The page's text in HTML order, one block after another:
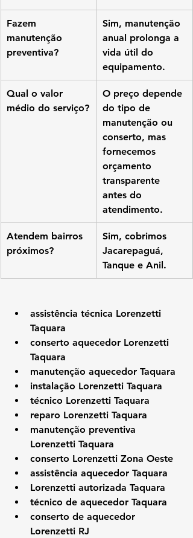
Fazem
manutenção
preventiva?
Sim, manutenção
anual prolonga a
vida útil do
equipamento.
Qual o valor
médio do serviço?
O preço depende
do tipo de
manutenção ou
conserto, mas
fornecemos
orçamento
transparente
antes do
atendimento.
Atendem bairros
próximos?
Sim, cobrimos
Jacarepaguá,
Tanque e Anil.
assistência técnica Lorenzetti
Taquara
conserto aquecedor Lorenzetti
Taquara
manutenção aquecedor Taquara
instalação Lorenzetti Taquara
técnico Lorenzetti Taquara
reparo Lorenzetti Taquara
manutenção preventiva
Lorenzetti Taquara
conserto Lorenzetti Zona Oeste
assistência aquecedor Taquara
Lorenzetti autorizada Taquara
técnico de aquecedor Taquara
conserto de aquecedor
Lorenzetti RJ